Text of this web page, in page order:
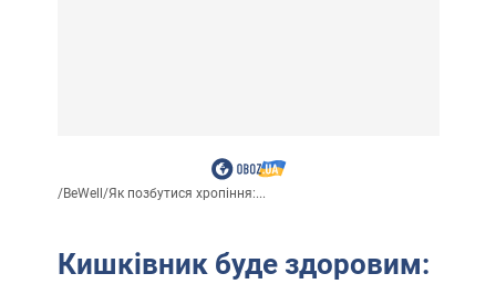
/BeWell/Як позбутися хропіння:...
Кишківник буде здоровим: